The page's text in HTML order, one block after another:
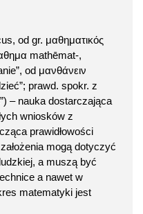
od gr. μαθηματικός
mathēmat-,
od μανθάνειν
prawd. spokr. z
– nauka dostarczająca
wniosków z
prawidłowości
mogą dotyczyć
a muszą być
a nawet w
matematyki jest